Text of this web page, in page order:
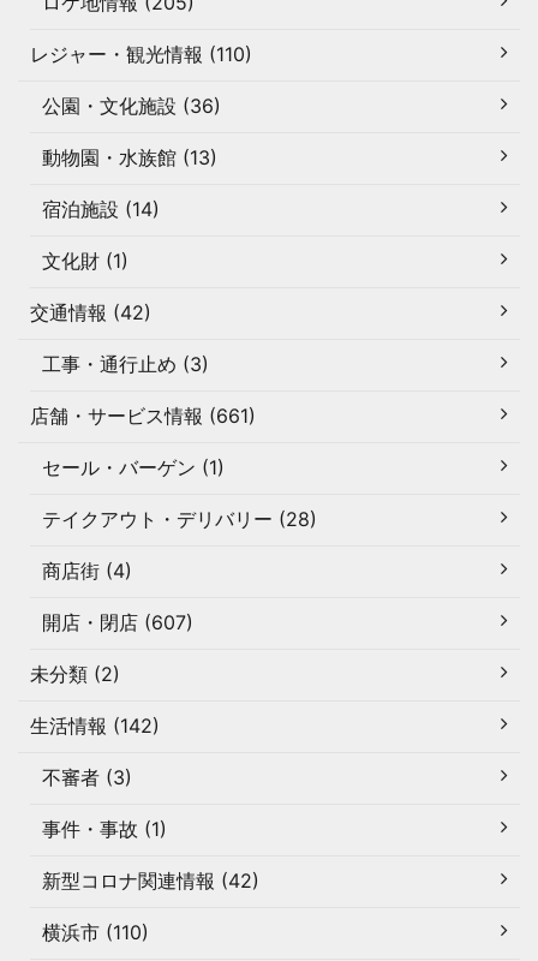
レジャー・観光情報 (110)
公園・文化施設 (36)
動物園・水族館 (13)
宿泊施設 (14)
文化財 (1)
交通情報 (42)
工事・通行止め (3)
店舗・サービス情報 (661)
セール・バーゲン (1)
テイクアウト・デリバリー (28)
商店街 (4)
開店・閉店 (607)
未分類 (2)
生活情報 (142)
不審者 (3)
事件・事故 (1)
新型コロナ関連情報 (42)
横浜市 (110)